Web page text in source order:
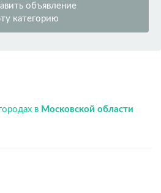
объявление
категорию
в Московской области